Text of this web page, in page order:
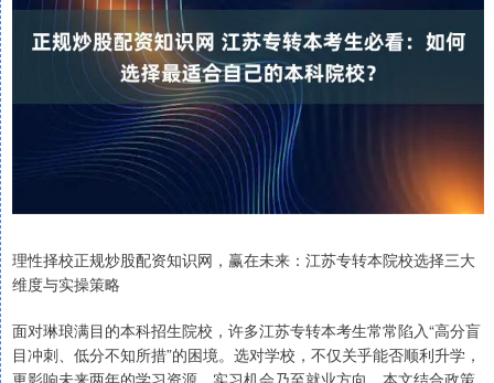
理性择校正规炒股配资知识网，赢在未来：江苏专转本院校选择三大
维度与实操策略
面对琳琅满目的本科招生院校，许多江苏专转本考生常常陷入“高分盲
目冲刺、低分不知所措”的困境。选对学校，不仅关乎能否顺利升学，